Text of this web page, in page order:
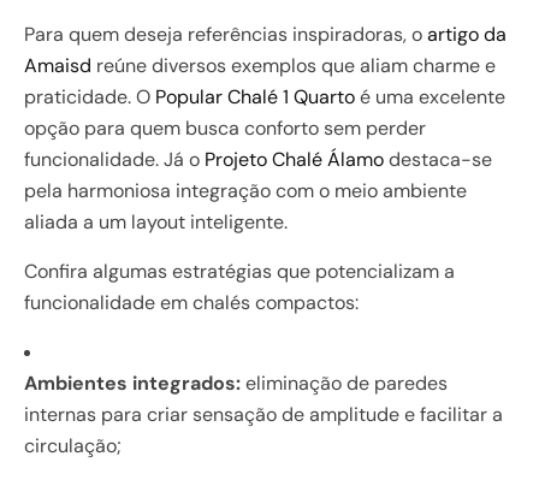
Para quem deseja referências inspiradoras, oartigo da
Amaisd reúne diversos exemplos que aliam charme e
praticidade. O Popular Chalé 1 Quartoé uma excelente
opção para quem busca conforto sem perder
funcionalidade. Já o Projeto Chalé Álamodestaca-se
pela harmoniosa integração com o meio ambiente
aliada a um layout inteligente.
Confira algumas estratégias que potencializam a
funcionalidade em chalés compactos:
Ambientes integrados:eliminação de paredes
internas para criar sensação de amplitude e facilitar a
circulação;